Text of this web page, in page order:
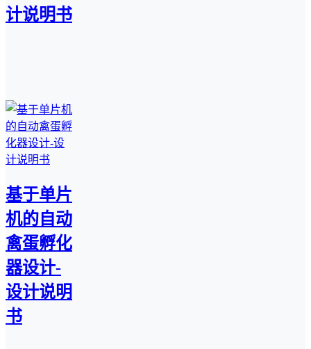
计说明书
基于单片
机的自动
禽蛋孵化
器设计-
设计说明
书